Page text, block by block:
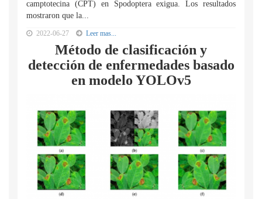
camptotecina (CPT) en Spodoptera exigua. Los resultados
mostraron que la...
2022-06-27 Leer mas...
Método de clasificación y
detección de enfermedades basado
en modelo YOLOv5